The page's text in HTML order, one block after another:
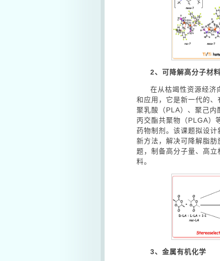
2、可降解高分子材
在从枯竭性资源经济
和应用，它是新一代的
聚乳酸（PLA）、聚己
丙交酯共聚物（PLGA）
药物制剂。该课题拟设
新方法，解决可降解脂
题，制备高分子量、高
料。
3、金属有机化学